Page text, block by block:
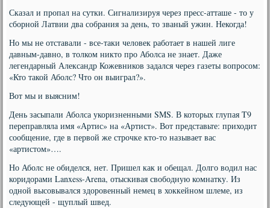
Сказал и пропал на сутки. Сигнализируя через пресс-атташе - то у
сборной Латвии два собрания за день, то званый ужин. Некогда!
Но мы не отставали - все-таки человек работает в нашей лиге
давным-давно, в толком никто про Аболса не знает. Даже
легендарный Александр Кожевников задался через газеты вопросом:
«Кто такой Аболс? Что он выиграл?».
Вот мы и выясним!
День засыпали Аболса укоризненными SMS. В которых глупая T9
переправляла имя «Артис» на «Артист». Вот представьте: приходит
сообщение, где в первой же строчке кто-то называет вас
«артистом»….
Но Аболс не обиделся, нет. Пришел как и обещал. Долго водил нас
коридорами Lanxess-Arena, отыскивая свободную комнатку. Из
одной высовывался здоровенный немец в хоккейном шлеме, из
следующей - щуплый швед.